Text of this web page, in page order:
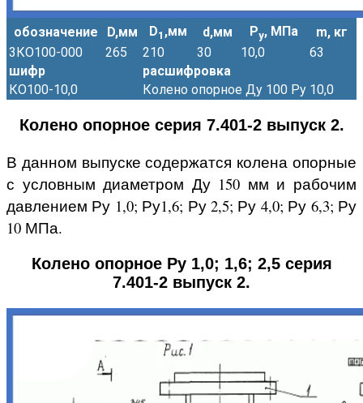
обозначение D,мм D1 ,мм d,мм Ру, МПа
m, кг
3КО100-000
265 210 30 10,0
63
шифр
расшифровка
КО100-10,0
Колено опорное Ду 100 Ру 10,0
Колено опорное серия 7.401-2 выпуск 2.
В данном выпуске содержатся колена опорные
с условным диаметром Ду 150 мм и рабочим
давлением Ру 1,0; Ру1,6; Ру 2,5; Ру 4,0; Ру 6,3; Ру
10 МПа.
Колено опорное Ру 1,0; 1,6; 2,5 серия
7.401-2 выпуск 2.